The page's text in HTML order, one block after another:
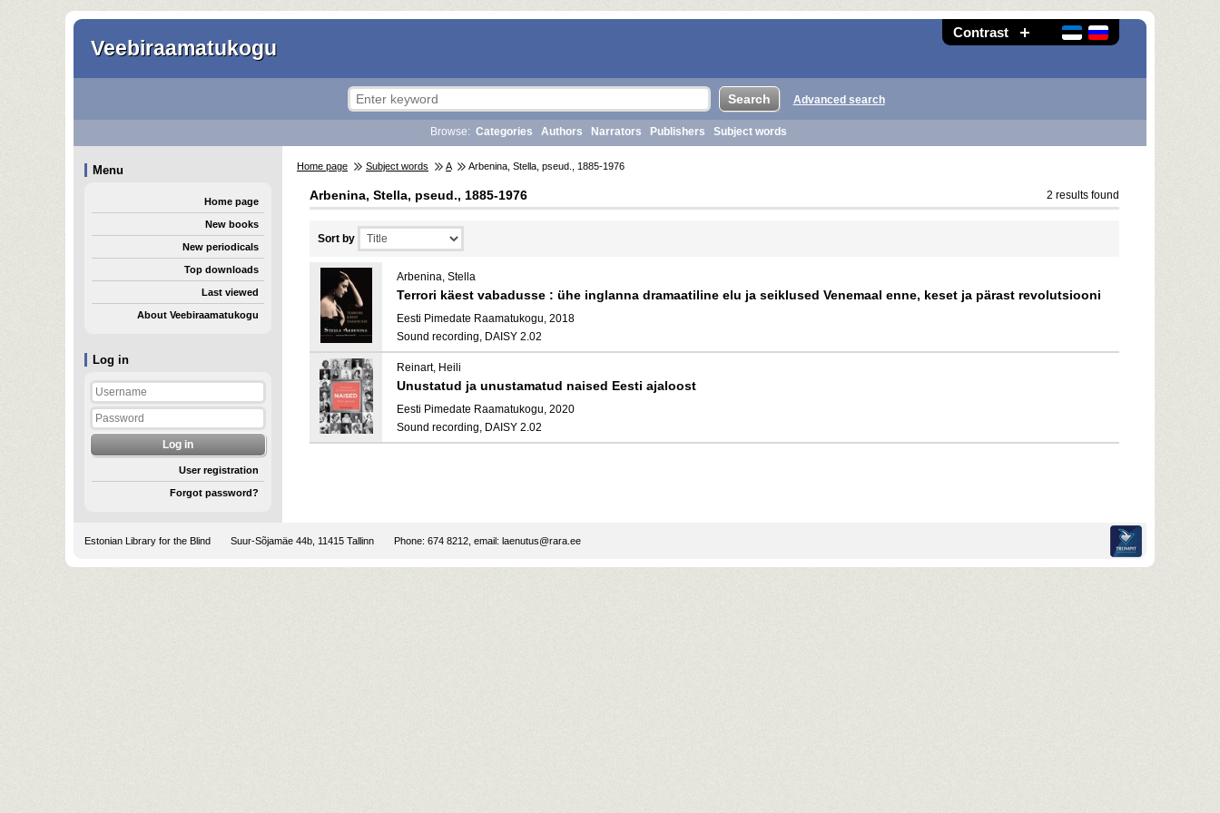
Contrast
Veebiraamatukogu
Log in
User registration
Forgot password?
Advanced search
Browse: Categories Authors Narrators Publishers Subject words
Menu
Home page
New books
New periodicals
Top downloads
Last viewed
About Veebiraamatukogu
Home page Subject words A Arbenina, Stella, pseud., 1885-1976
Arbenina, Stella, pseud., 1885-1976 2 results found
Sort by
Arbenina, Stella
Terrori käest vabadusse : ühe inglanna dramaatiline elu ja seiklused Venemaal enne, keset ja pärast revolutsiooni
Eesti Pimedate Raamatukogu, 2018
Sound recording, DAISY 2.02
Reinart, Heili
Unustatud ja unustamatud naised Eesti ajaloost
Eesti Pimedate Raamatukogu, 2020
Sound recording, DAISY 2.02
Estonian Library for the Blind Suur-Sõjamäe 44b, 11415 Tallinn Phone: 674 8212, email: laenutus@rara.ee